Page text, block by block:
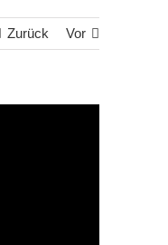
Zurück Vor